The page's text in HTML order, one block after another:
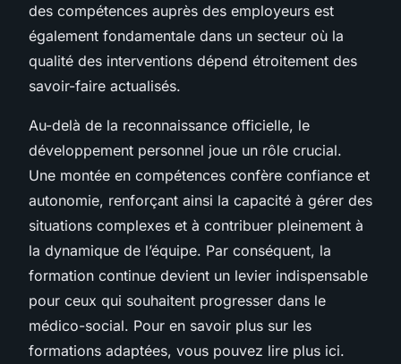
des compétences auprès des employeurs est
également fondamentale dans un secteur où la
qualité des interventions dépend étroitement des
savoir-faire actualisés.
Au-delà de la reconnaissance officielle, le
développement personnel joue un rôle crucial.
Une montée en compétences confère confiance et
autonomie, renforçant ainsi la capacité à gérer des
situations complexes et à contribuer pleinement à
la dynamique de l’équipe. Par conséquent, la
formation continue devient un levier indispensable
pour ceux qui souhaitent progresser dans le
médico-social. Pour en savoir plus sur les
formations adaptées, vous pouvez lire plus ici.